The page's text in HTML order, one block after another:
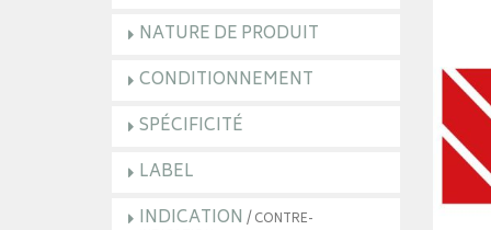
NATURE DE PRODUIT
CONDITIONNEMENT
SPÉCIFICITÉ
LABEL
INDICATION / CONTRE-